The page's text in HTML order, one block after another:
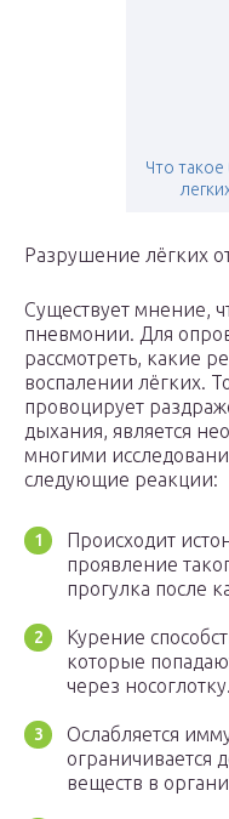
Что
Разрушение лёгких
Существует мнение,
пневмонии. Для
рассмотреть, какие
воспалении лёгких.
провоцирует
дыхания, является
многими
следующие реакции:
Происходит
проявление
прогулка после
Курение
которые
через носоглотку.
Ослабляется
ограничивается
веществ в